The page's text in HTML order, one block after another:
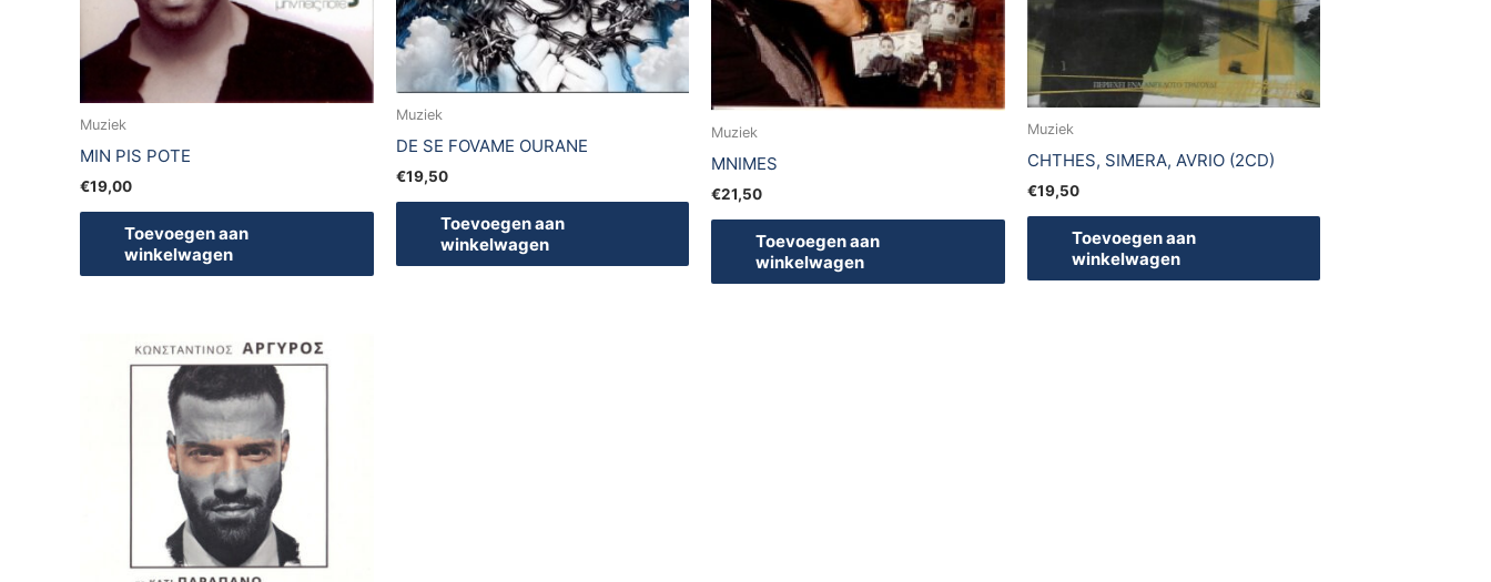
Muziek
MIN PIS POTE
€19,00
Toevoegen aan
winkelwagen
Muziek
DE SE FOVAME OURANE
€19,50
Toevoegen aan
winkelwagen
Muziek
MNIMES
€21,50
Toevoegen aan
winkelwagen
Muziek
CHTHES, SIMERA, AVRIO (2CD)
€19,50
Toevoegen aan
winkelwagen